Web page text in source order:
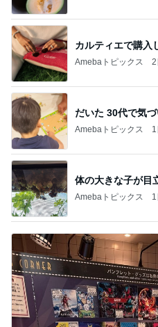
カルティエで購入
Amebaトピックス 2
だいた 30代で気
Amebaトピックス
体の大きな子が目
Amebaトピックス